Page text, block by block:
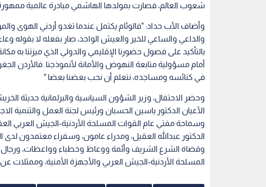
شعوب العالم، فصارت بمولدها الهاشمي مبادرة عالمية
وأضاف الأب حداد: "فالوئام يكتمل عندما تغدو أردني الهوى
والداعي والساعي للخير والعيش الواحد، صار بفعله لا بقوله
بالتأكيد على فصول حضورنا الإقليمي والدولي الذي ميزتنا به
أمام مسؤولية متابعة النهوض والأمانة لأنموذجنا. فالأردن
في كنائسه ومساجده، نتعلم أن نحب بعضنا بعضا "
وحضر الاحتفال، وزير الشؤون السياسية والبرلمانية حديثة
الأعيان الدكتور ياسين الحسبان ورئيس لجنة العمل والتنمية
وسماحة مفتي عام القوات المسلحة الأردنية-الجيش العربي
الدكتور عبدالله العقيل، ومدراء عامون، وسفراء معتمدون لدى
وقضاة الشرع الشريف وأئمة ووعاظ وخطباء وواعظات،
المسلحة الأردنية-الجيش العربي والأجهزة الأمنية، وممثلات